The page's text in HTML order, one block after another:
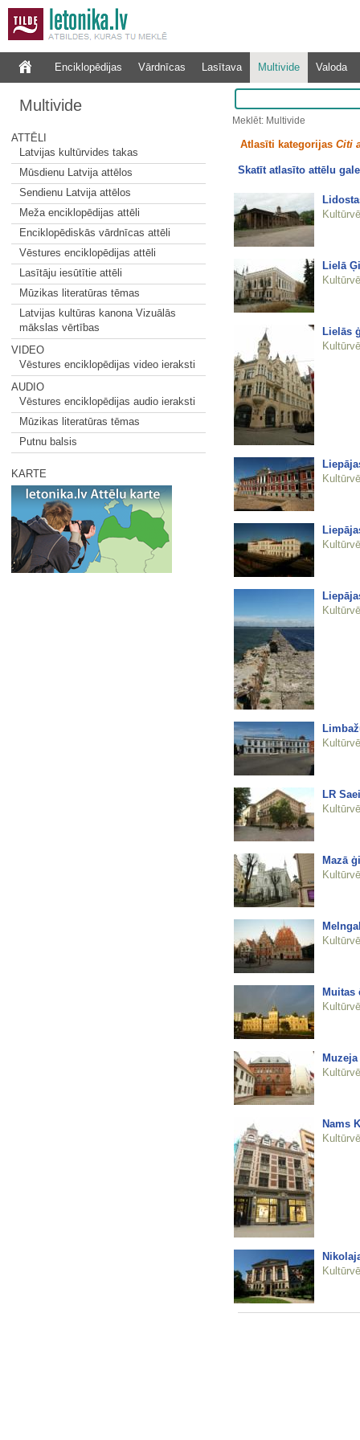
Enciklopēdijas Vārdnīcas Lasītava Multivide Valoda
Multivide
ATTĒLI
Latvijas kultūrvides takas
Mūsdienu Latvija attēlos
Sendienu Latvija attēlos
Meža enciklopēdijas attēli
Enciklopēdiskās vārdnīcas attēli
Vēstures enciklopēdijas attēli
Lasītāju iesūtītie attēli
Mūzikas literatūras tēmas
Latvijas kultūras kanona Vizuālās
mākslas vērtības
VIDEO
Vēstures enciklopēdijas video ieraksti
AUDIO
Vēstures enciklopēdijas audio ieraksti
Mūzikas literatūras tēmas
Putnu balsis
KARTE
Meklēt: Multivide
Atlasīti kategorijas Citi
Skatīt atlasīto attēlu
Lielā
Lielās
LR
Mazā
Muitas
Muzeja
Nams